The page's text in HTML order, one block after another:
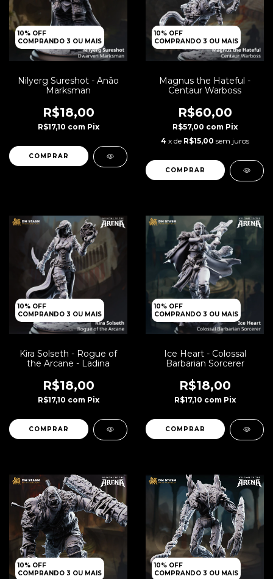
10% OFF
COMPRANDO 3 OU MAIS
Nilyerg Sureshot - Anão
Marksman
R$18,00
R$17,10 com Pix
10% OFF
COMPRANDO 3 OU MAIS
Magnus the Hateful -
Centaur Warboss
R$60,00
R$57,00 com Pix
4 x de R$15,00 sem juros
10% OFF
COMPRANDO 3 OU MAIS
Kira Solseth - Rogue of
the Arcane - Ladina
R$18,00
R$17,10 com Pix
10% OFF
COMPRANDO 3 OU MAIS
Ice Heart - Colossal
Barbarian Sorcerer
R$18,00
R$17,10 com Pix
10% OFF
COMPRANDO 3 OU MAIS
10% OFF
COMPRANDO 3 OU MAIS